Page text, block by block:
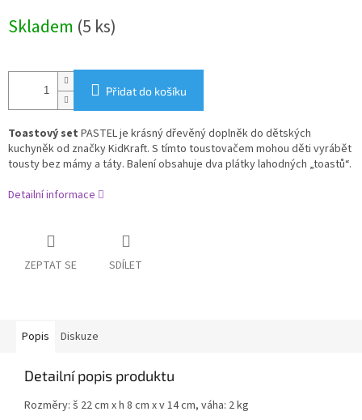
cena:
Skladem (5 ks)
Přidat do košíku
Toastový set PASTEL je krásný dřevěný doplněk do dětských
kuchyněk od značky KidKraft. S tímto toustovačem mohou děti vyrábět
tousty bez mámy a táty. Balení obsahuje dva plátky lahodných „toastů“.
Detailní informace
ZEPTAT SE SDÍLET
Popis Diskuze
Detailní popis produktu
Rozměry: š 22 cm x h 8 cm x v 14 cm, váha: 2 kg